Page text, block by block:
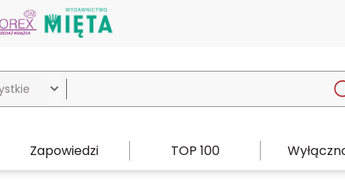

Zapowiedzi TOP 100